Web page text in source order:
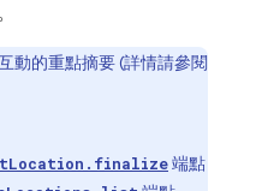
動的重點摘要 (詳情請參閱
端點